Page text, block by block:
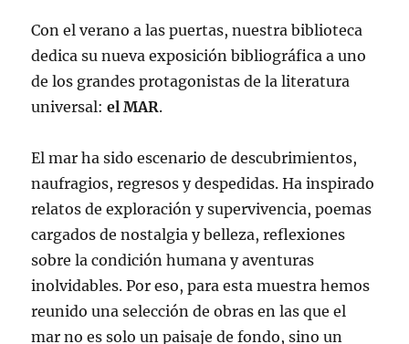
Con el verano a las puertas, nuestra biblioteca
dedica su nueva exposición bibliográfica a uno
de los grandes protagonistas de la literatura
universal:el MAR.
El mar ha sido escenario de descubrimientos,
naufragios, regresos y despedidas. Ha inspirado
relatos de exploración y supervivencia, poemas
cargados de nostalgia y belleza, reflexiones
sobre la condición humana y aventuras
inolvidables. Por eso, para esta muestra hemos
reunido una selección de obras en las que el
mar no es solo un paisaje de fondo, sino un